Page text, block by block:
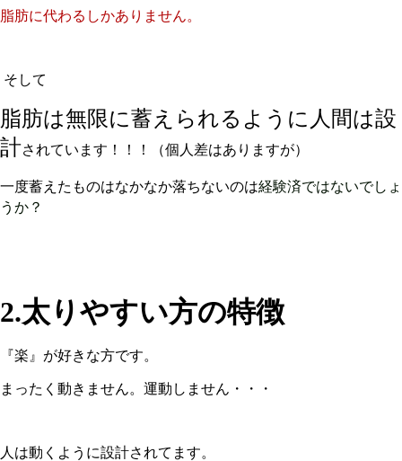
脂肪に代わるしかありません。
そして
脂肪は無限に蓄えられるように人間は設
計されています！！！（個人差はありますが）
一度蓄えたものはなかなか落ちないのは経験済ではないでしょ
うか？
2.太りやすい方の特徴
『楽』が好きな方です。
まったく動きません。運動しません・・・
人は動くように設計されてます。